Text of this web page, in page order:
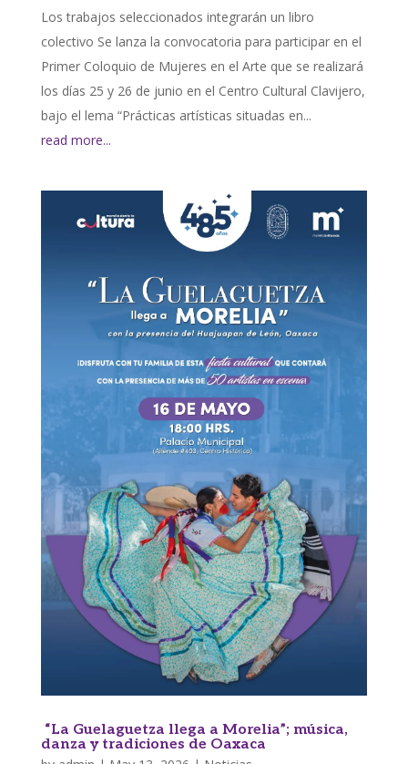
Los trabajos seleccionados integrarán un libro
colectivo Se lanza la convocatoria para participar en el
Primer Coloquio de Mujeres en el Arte que se realizará
los días 25 y 26 de junio en el Centro Cultural Clavijero,
bajo el lema “Prácticas artísticas situadas en...
read more...
“La Guelaguetza llega a Morelia”; música,
danza y tradiciones de Oaxaca